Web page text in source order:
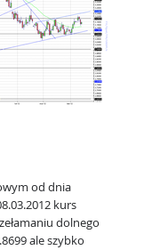
od dnia
kurs
dolnego
ale szybko